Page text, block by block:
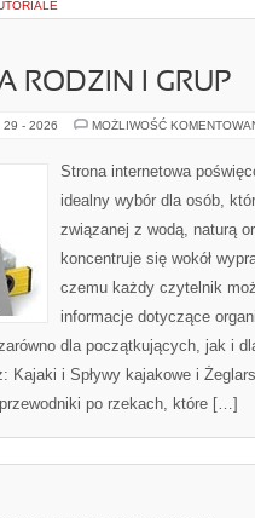
RODZIN I GRUP
29 - 2026 MOŻLIWOŚĆ
Strona internetowa
idealny wybór dla osób,
związanej z wodą, naturą
koncentruje się wokół
czemu każdy czytelnik
informacje dotyczące
dla początkujących, jak i
Kajaki i Spływy kajakowe i
po rzekach, które […]